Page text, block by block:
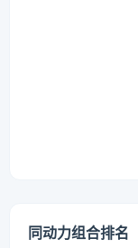
同动力组合排名